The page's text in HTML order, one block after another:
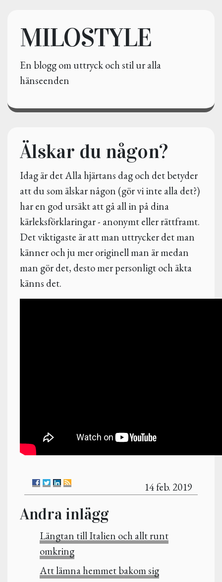
MILOSTYLE
En blogg om uttryck och stil ur alla
hänseenden
Älskar du någon?
Idag är det Alla hjärtans dag och det betyder
att du som älskar någon (gör vi inte alla det?)
har en god ursäkt att gå all in på dina
kärleksförklaringar - anonymt eller rättframt.
Det viktigaste är att man uttrycker det man
känner och ju mer originell man är medan
man gör det, desto mer personligt och äkta
känns det.
14 feb. 2019
Andra inlägg
Längtan till Italien och allt runt
omkring
Att lämna hemmet bakom sig